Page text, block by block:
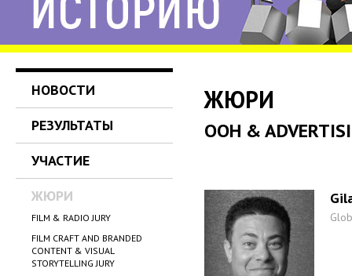
НОВОСТИ
РЕЗУЛЬТАТЫ
УЧАСТИЕ
ЖЮРИ
FILM & RADIO JURY
FILM CRAFT AND BRANDED
CONTENT & VISUAL
STORYTELLING JURY
ЖЮРИ
OOH &